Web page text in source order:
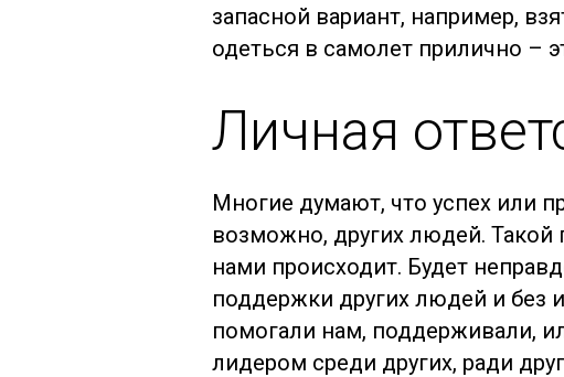
запасной вариант, например,
одеться в самолет прилично –
Личная
Многие думают, что успех или
возможно, других людей. Такой
нами происходит. Будет
поддержки других людей и без
помогали нам, поддерживали,
лидером среди других, ради